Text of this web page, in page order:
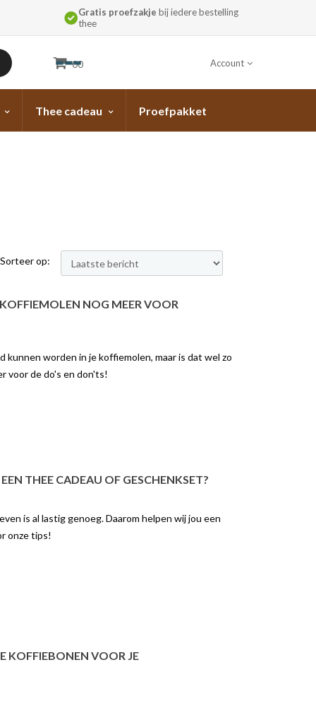
Gratis proefzakje bij iedere bestelling
thee
00 Account
Thee cadeau Proefpakket
W10
weergaven
Revolutie van Cold
Sorteer op:
NOG MEER VOOR
kunnen worden in je koffiemolen, maar is dat wel zo
voor de do's en don'ts!
THEE CADEAU OF GESCHENKSET?
is al lastig genoeg. Daarom helpen wij jou een
onze tips!
KOFFIEBONEN VOOR JE